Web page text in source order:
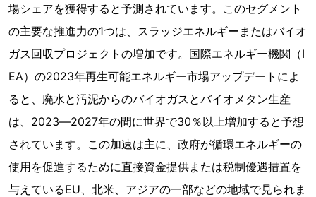
場シェアを獲得すると予測されています。このセグメント
の主要な推進力の1つは、スラッジエネルギーまたはバイオ
ガス回収プロジェクトの増加です。国際エネルギー機関（I
EA）の2023年再生可能エネルギー市場アップデートによ
ると、廃水と汚泥からのバイオガスとバイオメタン生産
は、2023―2027年の間に世界で30％以上増加すると予想
されています。この加速は主に、政府が循環エネルギーの
使用を促進するために直接資金提供または税制優遇措置を
与えているEU、北米、アジアの一部などの地域で見られま